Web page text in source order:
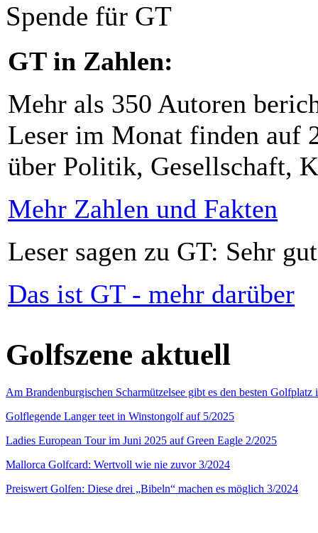
Spende für GT
GT in Zahlen:
Mehr als 350 Autoren
Leser im Monat finden auf
über Politik, Gesellschaft,
Mehr Zahlen und Fakten
Leser sagen zu GT: Sehr
Das ist GT - mehr darüber
Golfszene aktuell
Am Brandenburgischen Scharmützelsee gibt es den besten
Golflegende Langer teet in Winstongolf auf 5/2025
Ladies European Tour im Juni 2025 auf Green Eagle 2/2025
Mallorca Golfcard: Wertvoll wie nie zuvor 3/2024
Preiswert Golfen: Diese drei „Bibeln“ machen es möglich 3/2024